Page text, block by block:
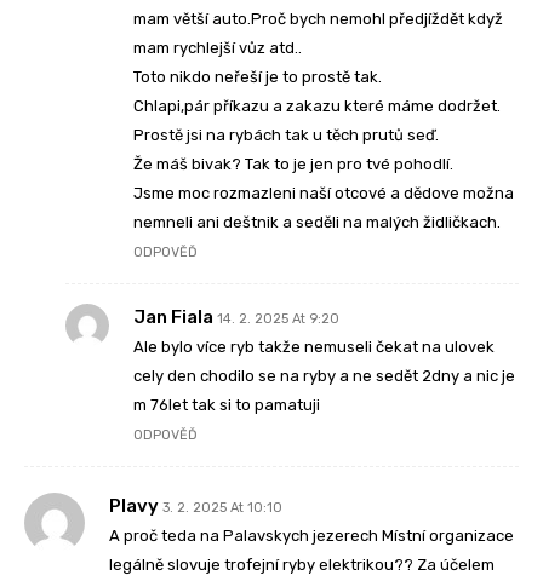
mam větší auto.Proč bych nemohl předjíždět když
mam rychlejší vůz atd..
Toto nikdo neřeší je to prostě tak.
Chlapi,pár příkazu a zakazu které máme dodržet.
Prostě jsi na rybách tak u těch prutů seď.
Že máš bivak? Tak to je jen pro tvé pohodlí.
Jsme moc rozmazleni naší otcové a dědove možna
nemneli ani deštnik a seděli na malých židličkach.
ODPOVĚĎ
Jan Fiala 14. 2. 2025 At 9:20
Ale bylo více ryb takže nemuseli čekat na ulovek
cely den chodilo se na ryby a ne sedět 2dny a nic je
m 76let tak si to pamatuji
ODPOVĚĎ
Plavy 3. 2. 2025 At 10:10
A proč teda na Palavskych jezerech Místní organizace
legálně slovuje trofejní ryby elektrikou?? Za účelem